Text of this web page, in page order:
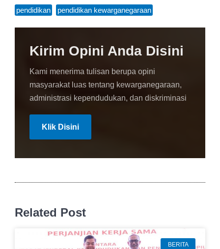
pendidikan pendidikan kewarganegaraan
Kirim Opini Anda Disini
Kami menerima tulisan berupa opini
masyarakat luas tentang kewarganegaraan,
administrasi kependudukan, dan diskriminasi
Klik Disini
Related Post
BERITA